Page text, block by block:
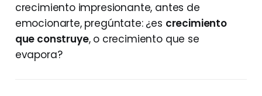
crecimiento impresionante, antes de
emocionarte, pregúntate: ¿es crecimiento
que construye, o crecimiento que se
evapora?